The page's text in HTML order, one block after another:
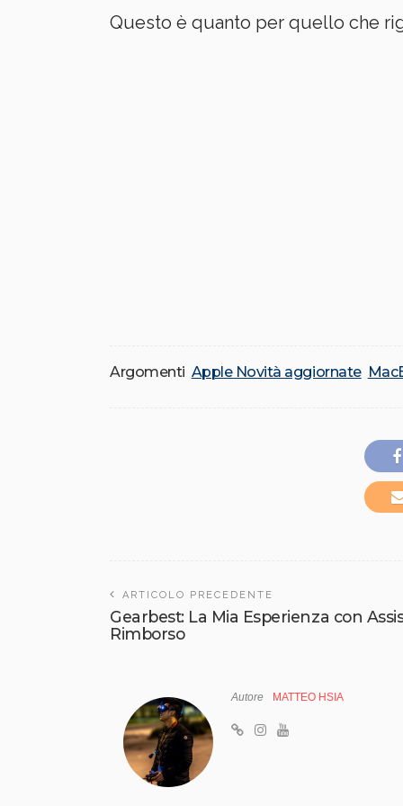
Questo è quanto per quello che
Argomenti Apple Novità aggiornate
ARTICOLO PRECEDENTE
Gearbest: La Mia Esperienza con
Rimborso
Autore MATTEO HSIA